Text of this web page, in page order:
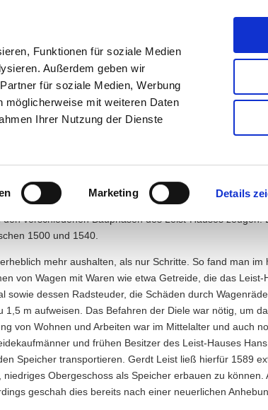
Funktionen für soziale Medien
Außerdem geben wir
für soziale Medien, Werbung
möglicherweise mit weiteren Daten
Ihrer Nutzung der Dienste
Marketing Details
Fußboden der Diele
entstand durch immer neue Aufschüttungen und
verschiedenen Bauphasen des Leist-Hauses zeugen.
1500 und 1540.
mehr aushalten, als nur Schritte. So fand man im
von Wagen mit Waren wie etwa Getreide, die das Leist-
sowie dessen Radsteuder, die Schäden durch
1,5 m aufweisen. Das Befahren der Diele war nötig, um
von Wohnen und Arbeiten war im Mittelalter und auch
und frühen Besitzer des Leist-Hauses
Speicher transportieren. Gerdt Leist ließ hierfür 1589
Obergeschoss als Speicher erbauen zu können.
geschah dies bereits nach einer neuerlichen